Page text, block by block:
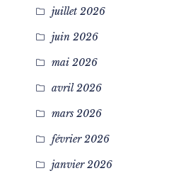
juillet 2026
juin 2026
mai 2026
avril 2026
mars 2026
février 2026
janvier 2026